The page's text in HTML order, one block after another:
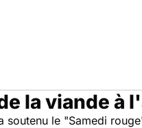
la viande à
le "Samedi